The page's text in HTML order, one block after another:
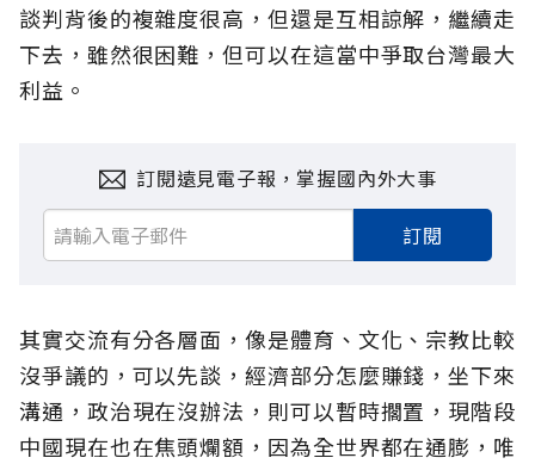
談判背後的複雜度很高，但還是互相諒解，繼續走
下去，雖然很困難，但可以在這當中爭取台灣最大
利益。
訂閱遠見電子報，掌握國內外大事
訂閱
其實交流有分各層面，像是體育、文化、宗教比較
沒爭議的，可以先談，經濟部分怎麼賺錢，坐下來
溝通，政治現在沒辦法，則可以暫時擱置，現階段
中國現在也在焦頭爛額，因為全世界都在通膨，唯